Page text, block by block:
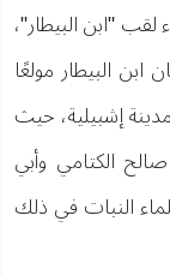
"ابن البيطار"،
البيطار مولعًا
إشبيلية، حيث
الكتامي وأبي
النبات في ذلك